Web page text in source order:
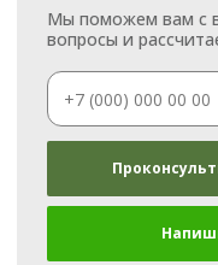
Мы поможем вам с
вопросы и